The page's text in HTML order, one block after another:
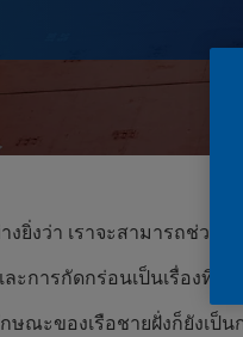
างยิ่งว่า เราจะสามารถช่วย
ะการกัดกร่อนเป็นเรื่องทิ่เ
ณะของเรือชายฝั่งก็ยังเป็